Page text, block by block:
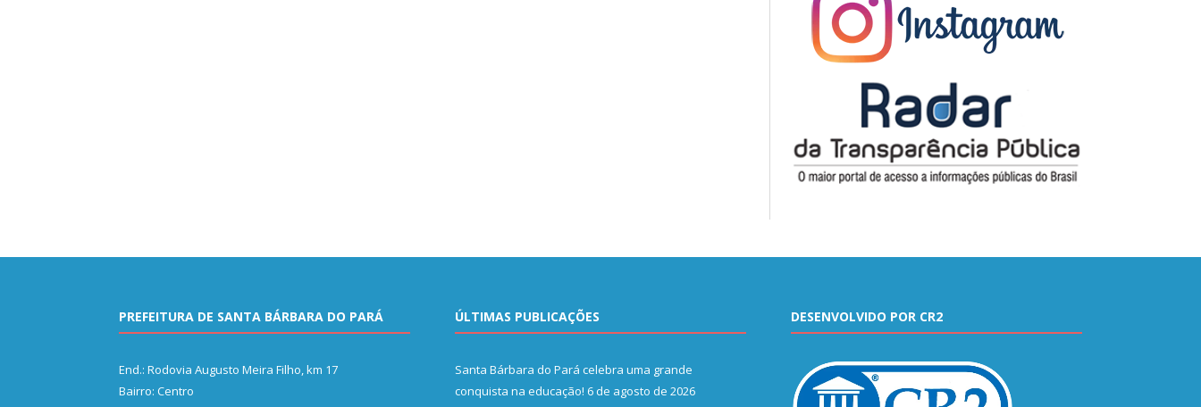
PREFEITURA DE SANTA BÁRBARA DO PARÁ
End.: Rodovia Augusto Meira Filho, km 17
Bairro: Centro
ÚLTIMAS PUBLICAÇÕES
Santa Bárbara do Pará celebra uma grande
conquista na educação! 6 de agosto de 2026
DESENVOLVIDO POR CR2